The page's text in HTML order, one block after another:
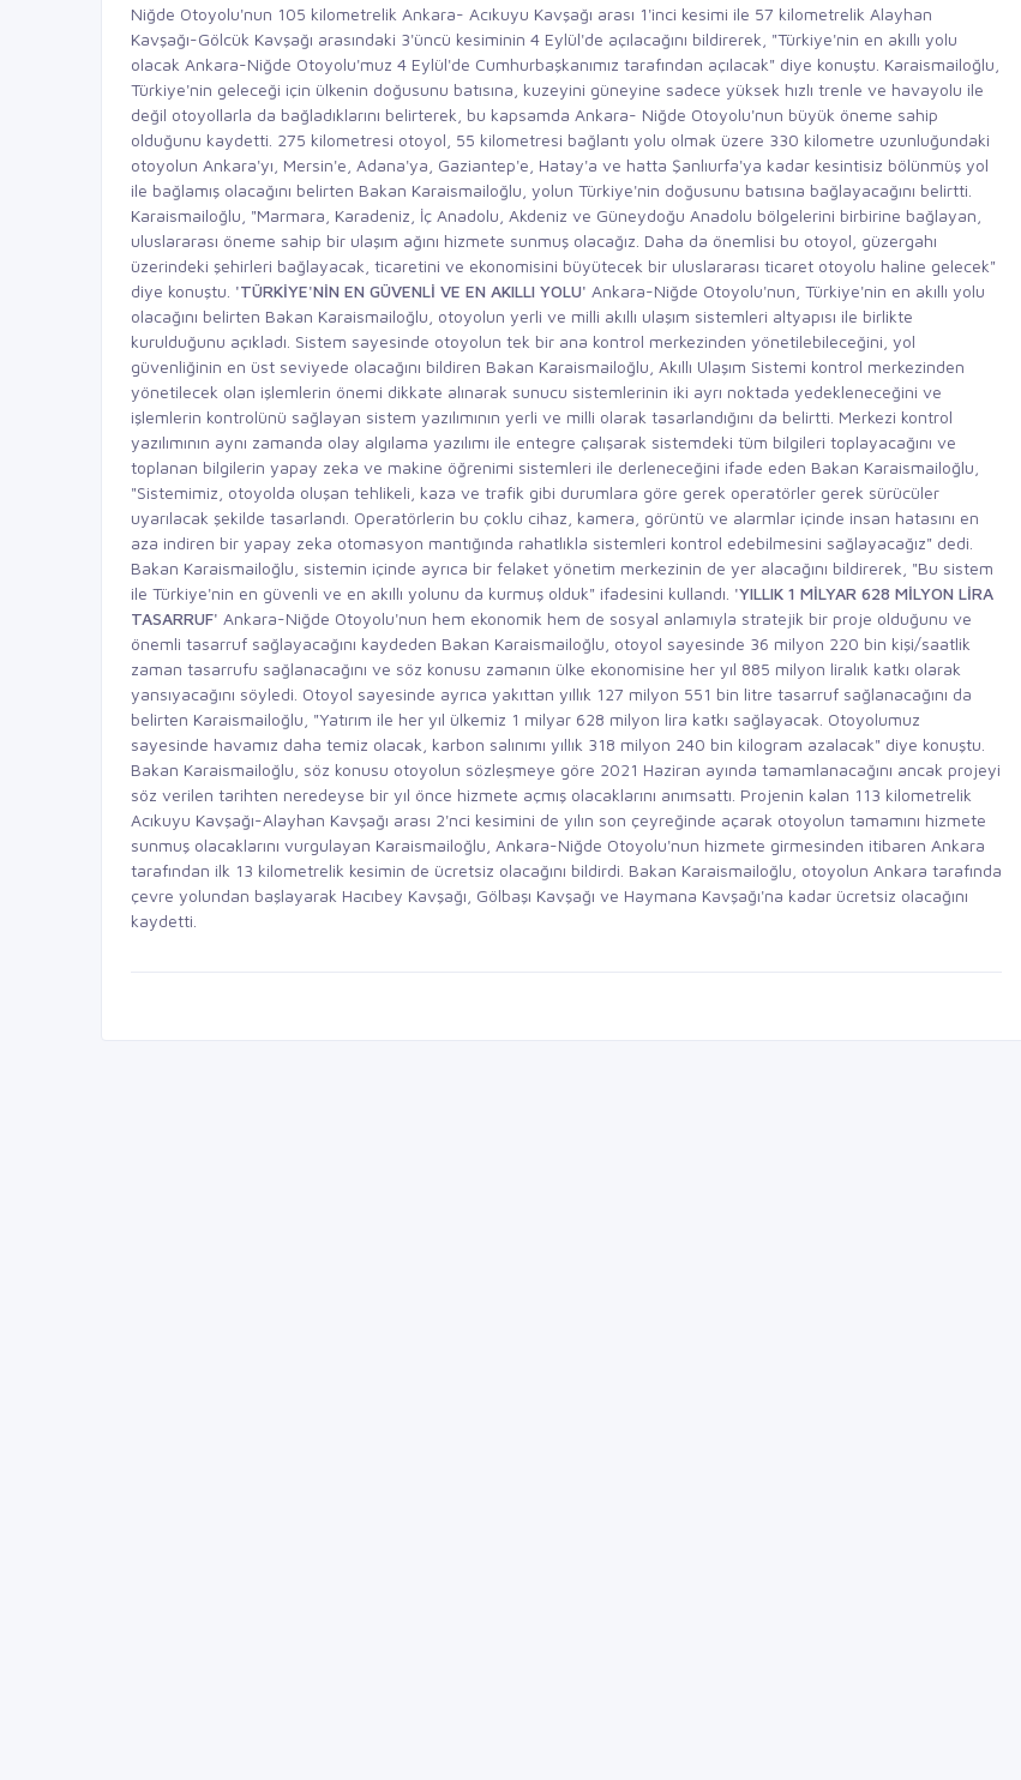
Niğde Otoyolu'nun 105 kilometrelik Ankara- Acıkuyu Kavşağı arası 1'inci kesimi ile 57 kilometrelik Alayhan
Kavşağı-Gölcük Kavşağı arasındaki 3'üncü kesiminin 4 Eylül'de açılacağını bildirerek, "Türkiye'nin en akıllı yolu
olacak Ankara-Niğde Otoyolu'muz 4 Eylül'de Cumhurbaşkanımız tarafından açılacak" diye konuştu. Karaismailoğlu,
Türkiye'nin geleceği için ülkenin doğusunu batısına, kuzeyini güneyine sadece yüksek hızlı trenle ve havayolu ile
değil otoyollarla da bağladıklarını belirterek, bu kapsamda Ankara- Niğde Otoyolu'nun büyük öneme sahip
olduğunu kaydetti. 275 kilometresi otoyol, 55 kilometresi bağlantı yolu olmak üzere 330 kilometre uzunluğundaki
otoyolun Ankara'yı, Mersin'e, Adana'ya, Gaziantep'e, Hatay'a ve hatta Şanlıurfa'ya kadar kesintisiz bölünmüş yol
ile bağlamış olacağını belirten Bakan Karaismailoğlu, yolun Türkiye'nin doğusunu batısına bağlayacağını belirtti.
Karaismailoğlu, "Marmara, Karadeniz, İç Anadolu, Akdeniz ve Güneydoğu Anadolu bölgelerini birbirine bağlayan,
uluslararası öneme sahip bir ulaşım ağını hizmete sunmuş olacağız. Daha da önemlisi bu otoyol, güzergahı
üzerindeki şehirleri bağlayacak, ticaretini ve ekonomisini büyütecek bir uluslararası ticaret otoyolu haline gelecek"
diye konuştu. 'TÜRKİYE'NİN EN GÜVENLİ VE EN AKILLI YOLU' Ankara-Niğde Otoyolu'nun, Türkiye'nin en akıllı yolu
olacağını belirten Bakan Karaismailoğlu, otoyolun yerli ve milli akıllı ulaşım sistemleri altyapısı ile birlikte
kurulduğunu açıkladı. Sistem sayesinde otoyolun tek bir ana kontrol merkezinden yönetilebileceğini, yol
güvenliğinin en üst seviyede olacağını bildiren Bakan Karaismailoğlu, Akıllı Ulaşım Sistemi kontrol merkezinden
yönetilecek olan işlemlerin önemi dikkate alınarak sunucu sistemlerinin iki ayrı noktada yedekleneceğini ve
işlemlerin kontrolünü sağlayan sistem yazılımının yerli ve milli olarak tasarlandığını da belirtti. Merkezi kontrol
yazılımının aynı zamanda olay algılama yazılımı ile entegre çalışarak sistemdeki tüm bilgileri toplayacağını ve
toplanan bilgilerin yapay zeka ve makine öğrenimi sistemleri ile derleneceğini ifade eden Bakan Karaismailoğlu,
"Sistemimiz, otoyolda oluşan tehlikeli, kaza ve trafik gibi durumlara göre gerek operatörler gerek sürücüler
uyarılacak şekilde tasarlandı. Operatörlerin bu çoklu cihaz, kamera, görüntü ve alarmlar içinde insan hatasını en
aza indiren bir yapay zeka otomasyon mantığında rahatlıkla sistemleri kontrol edebilmesini sağlayacağız" dedi.
Bakan Karaismailoğlu, sistemin içinde ayrıca bir felaket yönetim merkezinin de yer alacağını bildirerek, "Bu sistem
ile Türkiye'nin en güvenli ve en akıllı yolunu da kurmuş olduk" ifadesini kullandı. 'YILLIK 1 MİLYAR 628 MİLYON LİRA
TASARRUF' Ankara-Niğde Otoyolu'nun hem ekonomik hem de sosyal anlamıyla stratejik bir proje olduğunu ve
önemli tasarruf sağlayacağını kaydeden Bakan Karaismailoğlu, otoyol sayesinde 36 milyon 220 bin kişi/saatlik
zaman tasarrufu sağlanacağını ve söz konusu zamanın ülke ekonomisine her yıl 885 milyon liralık katkı olarak
yansıyacağını söyledi. Otoyol sayesinde ayrıca yakıttan yıllık 127 milyon 551 bin litre tasarruf sağlanacağını da
belirten Karaismailoğlu, "Yatırım ile her yıl ülkemiz 1 milyar 628 milyon lira katkı sağlayacak. Otoyolumuz
sayesinde havamız daha temiz olacak, karbon salınımı yıllık 318 milyon 240 bin kilogram azalacak" diye konuştu.
Bakan Karaismailoğlu, söz konusu otoyolun sözleşmeye göre 2021 Haziran ayında tamamlanacağını ancak projeyi
söz verilen tarihten neredeyse bir yıl önce hizmete açmış olacaklarını anımsattı. Projenin kalan 113 kilometrelik
Acıkuyu Kavşağı-Alayhan Kavşağı arası 2'nci kesimini de yılın son çeyreğinde açarak otoyolun tamamını hizmete
sunmuş olacaklarını vurgulayan Karaismailoğlu, Ankara-Niğde Otoyolu'nun hizmete girmesinden itibaren Ankara
tarafından ilk 13 kilometrelik kesimin de ücretsiz olacağını bildirdi. Bakan Karaismailoğlu, otoyolun Ankara tarafında
çevre yolundan başlayarak Hacıbey Kavşağı, Gölbaşı Kavşağı ve Haymana Kavşağı'na kadar ücretsiz olacağını
kaydetti.